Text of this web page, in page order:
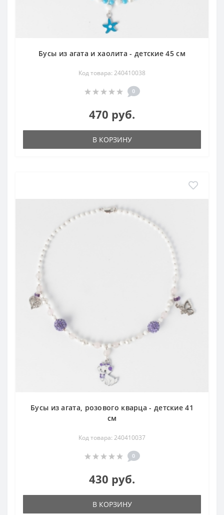
Бусы из агата и хаолита - детские 45 см
Код товара: 240410038
0
470 руб.
В КОРЗИНУ
Бусы из агата, розового кварца - детские 41
см
Код товара: 240410037
0
430 руб.
В КОРЗИНУ